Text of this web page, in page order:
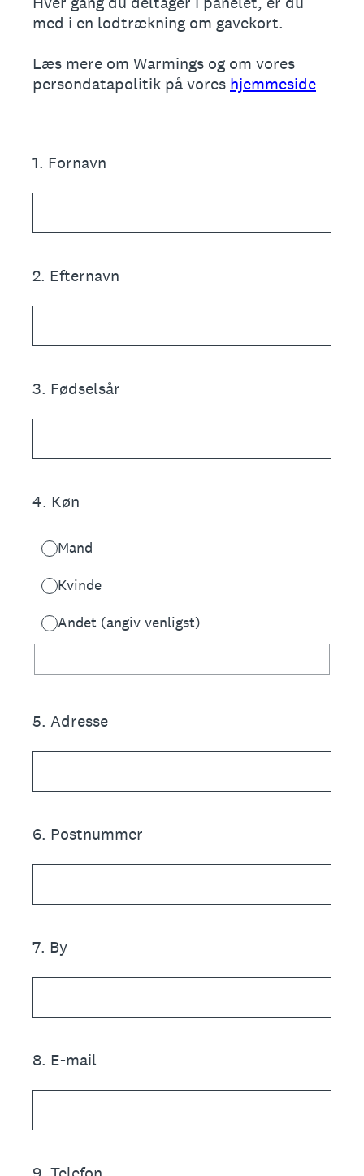
med i en lodtrækning om gavekort.
Læs mere om Warmings og om vores
persondatapolitik på vores hjemmeside
1. Fornavn
2. Efternavn
3. Fødselsår
4. Køn
Mand
Kvinde
Andet (angiv venligst)
5. Adresse
6. Postnummer
7. By
8. E-mail